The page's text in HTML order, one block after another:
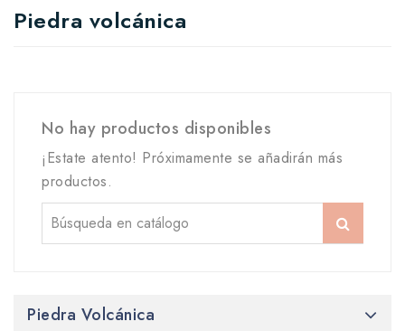
Piedra volcánica
No hay productos disponibles
¡Estate atento! Próximamente se añadirán más
productos.
Piedra Volcánica